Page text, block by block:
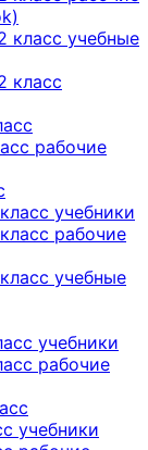
класс учебные
класс
рабочие
учебники
рабочие
учебные
учебники
рабочие
учебники